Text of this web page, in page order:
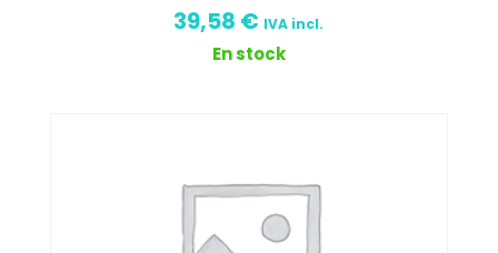
39,58 € IVA incl.
En stock